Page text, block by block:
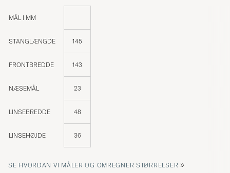
MÅL I MM
STANGLÆNGDE 145
FRONTBREDDE 143
NÆSEMÅL 23
LINSEBREDDE 48
LINSEHØJDE 36
SE HVORDAN VI MÅLER OG OMREGNER STØRRELSER »